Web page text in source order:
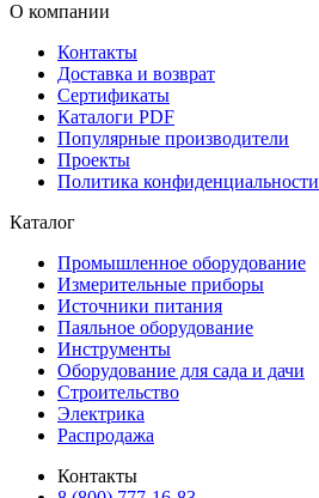
О компании
Контакты
Доставка и возврат
Сертификаты
Каталоги PDF
Популярные производители
Проекты
Политика конфиденциальности
Каталог
Промышленное оборудование
Измерительные приборы
Источники питания
Паяльное оборудование
Инструменты
Оборудование для сада и дачи
Строительство
Электрика
Распродажа
Контакты